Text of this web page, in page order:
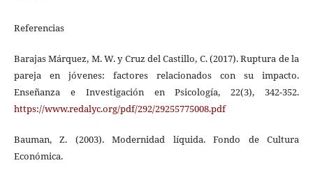
Referencias
Barajas Márquez, M. W. y Cruz del Castillo, C. (2017). Ruptura de la
pareja en jóvenes: factores relacionados con su impacto.
Enseñanza e Investigación en Psicología, 22(3), 342-352.
https://www.redalyc.org/pdf/292/29255775008.pdf
Bauman, Z. (2003). Modernidad líquida. Fondo de Cultura
Económica.